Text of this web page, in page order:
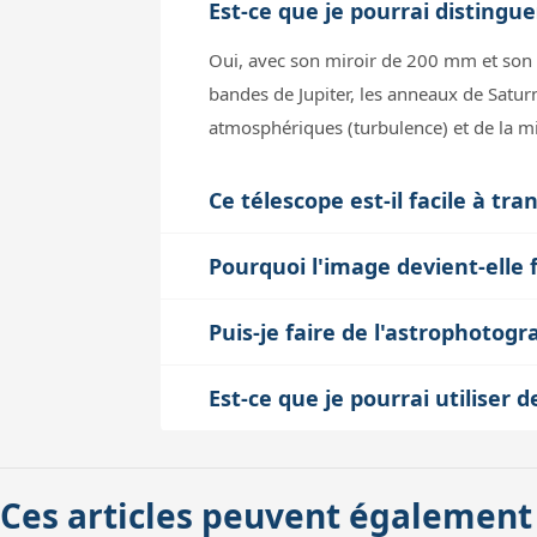
Est-ce que je pourrai
Oui, avec son miroir de 200 mm et
bandes de Jupiter, les anneaux de
atmosphériques (turbulence) et de la
Ce télescope est-il facile à
nécessite un peu d'organisation. Le
parties, ce qui facilite son rangement
mise en station précise.
Pourquoi l'image devient-elle
peut théoriquement atteindre 0,6"
optiques si l'oculaire ou la collimation
Puis-je faire de
supporte environ 7,5 kg en charge
Est-ce que je pourrai utiliser
le glissement. Le support de queue
Ces articles peuvent